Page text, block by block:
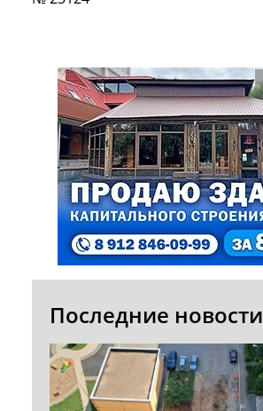
Последние новости